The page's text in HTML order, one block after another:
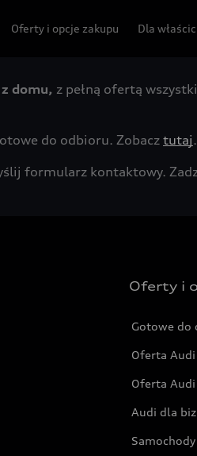
Oferty i opcje zakupu Dla
domu, z pełną ofertą
do odbioru. Zobacz tutaj.
formularz kontaktowy.
Oferty i
Gotowe do
Oferta
Oferta
Audi dla